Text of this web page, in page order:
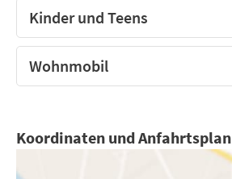
Kinder und Teens
Wohnmobil
Koordinaten und Anfahrtsplan